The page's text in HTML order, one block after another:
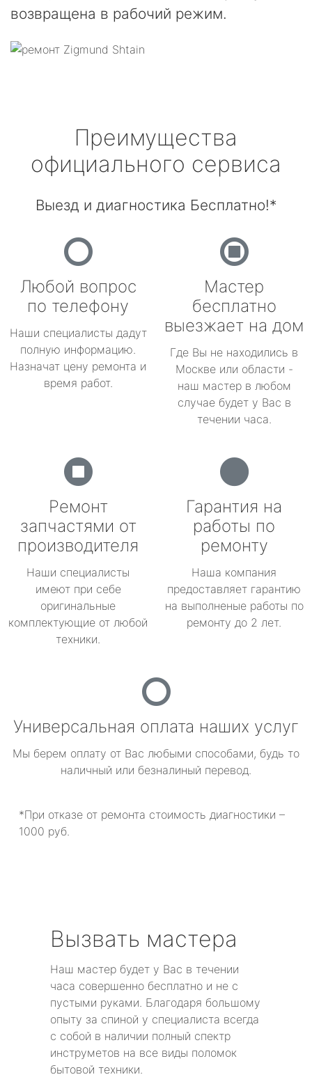
возвращена в рабочий режим.
Преимущества
официального сервиса
Выезд и диагностика Бесплатно!*
Любой вопрос
по телефону
Наши специалисты дадут
полную информацию.
Назначат цену ремонта и
время работ.
Мастер
бесплатно
выезжает на дом
Где Вы не находились в
Москве или области -
наш мастер в любом
случае будет у Вас в
течении часа.
Ремонт
запчастями от
производителя
Наши специалисты
имеют при себе
оригинальные
комплектующие от любой
техники.
Гарантия на
работы по
ремонту
Наша компания
предоставляет гарантию
на выполненые работы по
ремонту до 2 лет.
Универсальная оплата наших услуг
Мы берем оплату от Вас любыми способами, будь то
наличный или безналиный перевод.
*При отказе от ремонта стоимость диагностики –
1000 руб.
Вызвать мастера
Наш мастер будет у Вас в течении
часа совершенно бесплатно и не с
пустыми руками. Благодаря большому
опыту за спиной у специалиста всегда
с собой в наличии полный спектр
инструметов на все виды поломок
бытовой техники.